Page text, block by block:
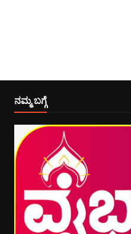
ನಮ್ಮ ಬಗ್ಗೆ